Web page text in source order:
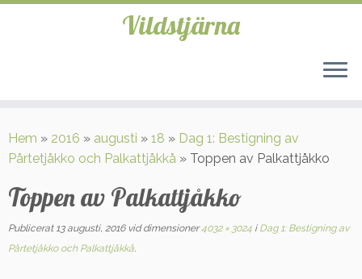
till
innehåll
Vildstjärna
Hem » 2016 » augusti » 18 » Dag 1: Bestigning av
Pårtetjåkko och Palkattjåkkå » Toppen av Palkattjåkko
Toppen av Palkattjåkko
Publicerat 13 augusti, 2016vid dimensioner4032 × 3024 iDag 1: Bestigning av
Pårtetjåkko och Palkattjåkkå.